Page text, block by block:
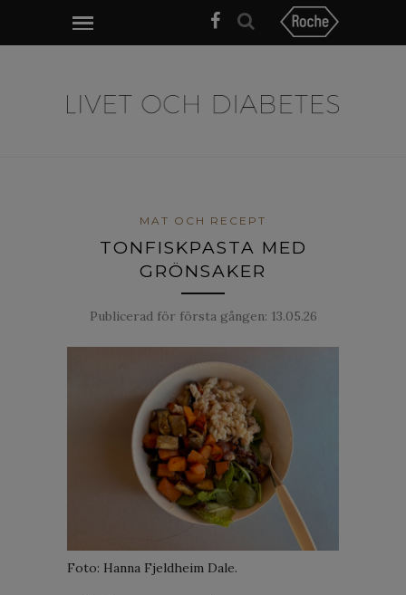
MAT OCH RECEPT
TONFISKPASTA MED
GRÖNSAKER
Publicerad för första gången: 13.05.26
Foto: Hanna Fjeldheim Dale.